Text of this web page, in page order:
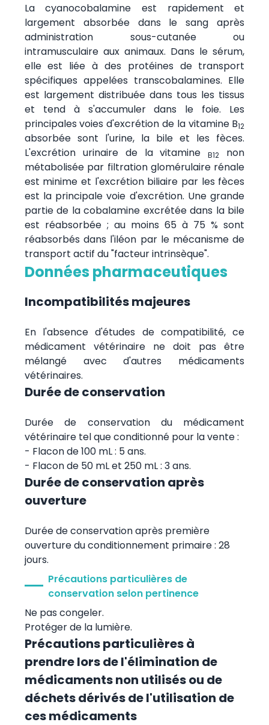
La cyanocobalamine est rapidement et
largement absorbée dans le sang après
administration sous-cutanée ou
intramusculaire aux animaux. Dans le sérum,
elle est liée à des protéines de transport
spécifiques appelées transcobalamines. Elle
est largement distribuée dans tous les tissus
et tend à s'accumuler dans le foie. Les
principales voies d'excrétion de la vitamine B12
absorbée sont l'urine, la bile et les fèces.
L'excrétion urinaire de la vitamineB12
non
métabolisée par filtration glomérulaire rénale
est minime et l'excrétion biliaire par les fèces
est la principale voie d'excrétion. Une grande
partie de la cobalamine excrétée dans la bile
est réabsorbée ; au moins 65 à 75 % sont
réabsorbés dans l'iléon par le mécanisme de
transport actif du "facteur intrinsèque".
Données pharmaceutiques
Incompatibilités majeures
En l'absence d'études de compatibilité, ce
médicament vétérinaire ne doit pas être
mélangé avec d'autres médicaments
vétérinaires.
Durée de conservation
Durée de conservation du médicament
vétérinaire tel que conditionné pour la vente :
- Flacon de 100 mL : 5 ans.
- Flacon de 50 mL et 250 mL : 3 ans.
Durée de conservation après
ouverture
Durée de conservation après première
ouverture du conditionnement primaire : 28
jours.
Précautions particulières de
conservation selon pertinence
Ne pas congeler.
Protéger de la lumière.
Précautions particulières à
prendre lors de l'élimination de
médicaments non utilisés ou de
déchets dérivés de l'utilisation de
ces médicaments